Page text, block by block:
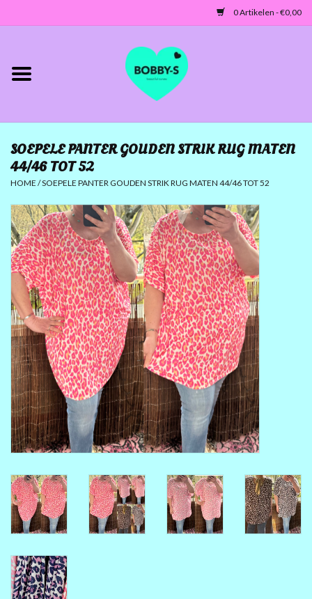
0 Artikelen - €0,00
Home
Tunieken/Tops
Truien-Vesten
Jurken-Broeken-Leggings
ACCESSOIRES
MATEN 42 TOT 46/48
MAAT 48-50
MAAT 50-52
MAAT 52-54
SUMMERSALE / OUTLET
HUISPAKKEN
FEESTCOLLECTIE
GLAMOUR GLITTER BLING
SOEPELE PANTER GOUDEN STRIK RUG MATEN
44/46 TOT 52
HOME /SOEPELE PANTER GOUDEN STRIK RUG MATEN 44/46 TOT 52